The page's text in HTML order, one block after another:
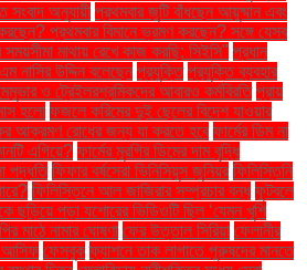
অনুযায়ী প্রথমবার জুটি বাঁধছেন আয়ুষ্মান এবং
প্রথমবার বিমানে ভ্রমণ করছেন? সঙ্গে যেসব
সময়সীমা মাথায় রেখে কাজ করছি: সিইসি" প্রধান
নাসির উদ্দিন বলেছেন প্রযুক্তি প্রযুক্তি ব্যবহার
ও ট্রেইলরশ্রমিকদের আবারও কর্মবিরতি প্রায়
হলো ফজলে করিমের দুই ছেলের বিদেশ যাওয়ার
আক্রমণ রোধের জন্য যা করতে হবে ফার্মের ডিম না
এগিয়ে? ফার্মের মুরগির ডিমের দাম বৃদ্ধি
পদ্ধতি ফিফার বর্ষসেরা ভিনিসিয়ুস জুনিয়র ফিলিস্তিনি
ফিলিস্তিনে আল জাজিরার সম্প্রচার বন্ধ ফুটবলে
ছড়িয়ে পড়া যশোরের ভিডিওটি ছিল ‘যেমন খুশি
মাঠে নামার ঘোষণা ফের উত্তাল সিরিয়া ফেলানীর
আসিফ ফেসবুক ফ্যাশনে তাক লাগাতে পুরুষদের মানতে